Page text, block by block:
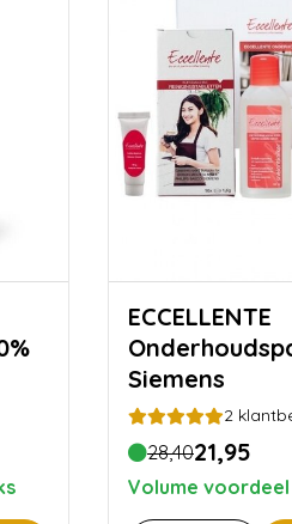
ECCELLENTE
Siemens
2
28,4021,95
Volume